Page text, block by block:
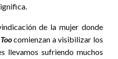
de la mujer donde
comienzan a visibilizar los
llevamos sufriendo muchos